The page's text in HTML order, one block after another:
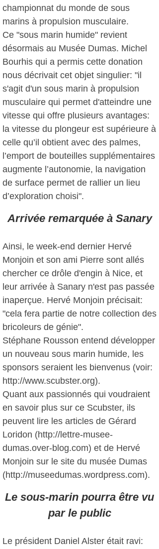
championnat du monde de sous
marins à propulsion musculaire.
Ce "sous marin humide" revient
désormais au Musée Dumas. Michel
Bourhis qui a permis cette donation
nous décrivait cet objet singulier: "il
s'agit d'un sous marin à propulsion
musculaire qui permet d'atteindre une
vitesse qui offre plusieurs avantages:
la vitesse du plongeur est supérieure à
celle qu’il obtient avec des palmes,
l’emport de bouteilles supplémentaires
augmente l’autonomie, la navigation
de surface permet de rallier un lieu
d’exploration choisi".
Arrivée remarquée à Sanary
Ainsi, le week-end dernier Hervé
Monjoin et son ami Pierre sont allés
chercher ce drôle d'engin à Nice, et
leur arrivée à Sanary n'est pas passée
inaperçue. Hervé Monjoin précisait:
"cela fera partie de notre collection des
bricoleurs de génie".
Stéphane Rousson entend développer
un nouveau sous marin humide, les
sponsors seraient les bienvenus (voir:
http://www.scubster.org).
Quant aux passionnés qui voudraient
en savoir plus sur ce Scubster, ils
peuvent lire les articles de Gérard
Loridon (http://lettre-musee-
dumas.over-blog.com) et de Hervé
Monjoin sur le site du musée Dumas
(http://museedumas.wordpress.com).
Le sous-marin pourra être vu
par le public
Le président Daniel Alster était ravi: